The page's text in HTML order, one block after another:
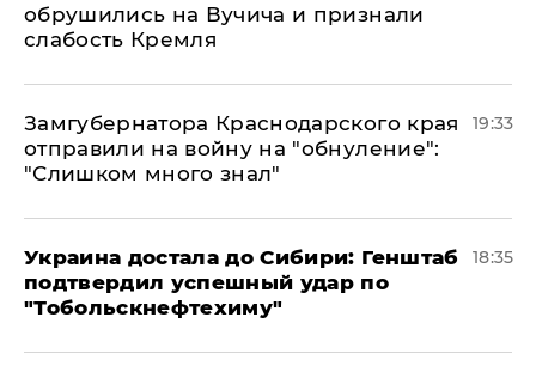
обрушились на Вучича и признали
слабость Кремля
Замгубернатора Краснодарского края
отправили на войну на "обнуление":
"Слишком много знал"
19:33
Украина достала до Сибири: Генштаб
подтвердил успешный удар по
"Тобольскнефтехиму"
18:35